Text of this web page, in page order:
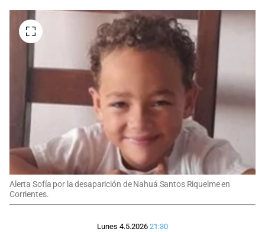
Alerta Sofía por la desaparición de Nahuá Santos Riquelme en
Corrientes.
Lunes 4.5.2026 21:30